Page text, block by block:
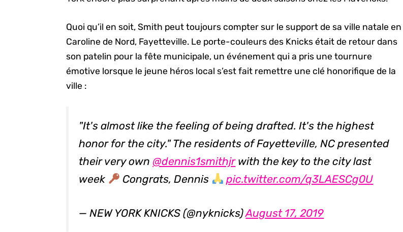
Quoi qu’il en soit, Smith peut toujours compter sur le support de sa ville natale en
Caroline de Nord, Fayetteville. Le porte-couleurs des Knicks était de retour dans
son patelin pour la fête municipale, un événement qui a pris une tournure
émotive lorsque le jeune héros local s’est fait remettre une clé honorifique de la
ville :
"It's almost like the feeling of being drafted. It's the highest
honor for the city." The residents of Fayetteville, NC presented
their very own @dennis1smithjrwith the key to the city last
week
Congrats, Dennis pic.twitter.com/q3LAESCg0U
— NEW YORK KNICKS (@nyknicks)August 17, 2019